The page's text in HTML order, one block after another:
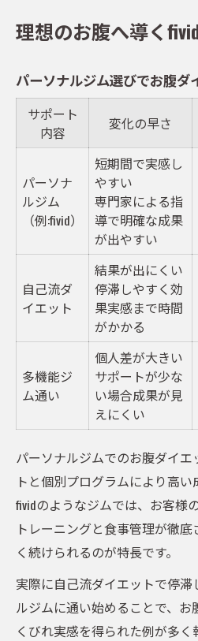
理想のくびれを叶え
fivid式トレーニングと
お腹のくびれを生む
パーソナルジム利用
くびれ強化に欠かせ
fivid式で理想体型へ
女性が叶えるダイエット
パーソナルジムで変
ター
美しいくびれを目指
お腹まわりに効くダ
女性向けfivid式ダイエ
ボディライン改善に
お腹ダイエットならマン
くびれを作るための
お腹引き締めに有効
マンツーマン指導で
サポート力で変わるダ
fividプログラム内容と
挫折しないダイエッ
理想のお腹へ導く
パーソナルジム選びでお腹ダ
サポート
内容
変化の早さ
パーソナ
ルジム
（例:fivid）
短期間で実感し
やすい
専門家による指
導で明確な成果
が出やすい
自己流ダ
イエット
結果が出にくい
停滞しやすく効
果実感まで時間
がかかる
多機能ジ
ム通い
個人差が大きい
サポートが少な
い場合成果が見
えにくい
パーソナルジムでのお腹ダイ
トと個別プログラムにより高
fividのようなジムでは、お客様
トレーニングと食事管理が徹
く続けられるのが特長です。
実際に自己流ダイエットで停
ルジムに通い始めることで、
くびれ実感を得られた例が多